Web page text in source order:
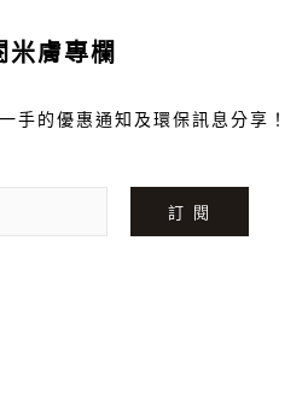
米膚專欄
手的優惠通知及環保訊息分享！
訂 閱